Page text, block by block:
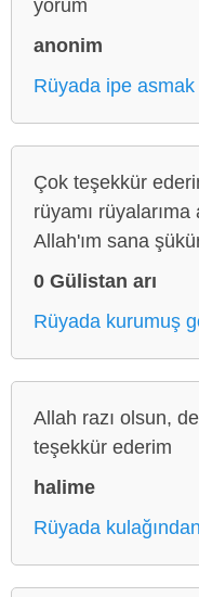
yorum
anonim
Rüyada ipe asmak
Çok teşekkür
rüyamı
Allah'ım sana
0 Gülistan arı
Rüyada kurumuş
Allah razı olsun,
teşekkür ederim
halime
Rüyada